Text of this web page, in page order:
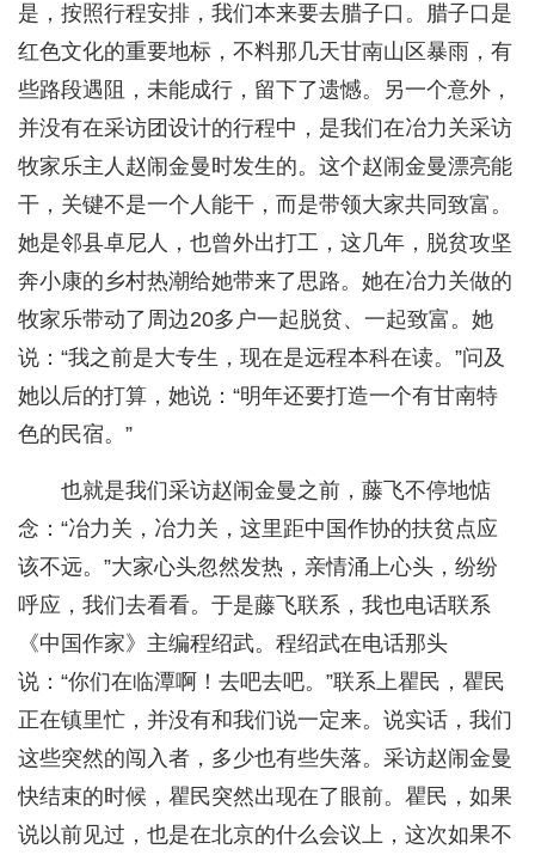
是，按照行程安排，我们本来要去腊子口。腊子口是
红色文化的重要地标，不料那几天甘南山区暴雨，有
些路段遇阻，未能成行，留下了遗憾。另一个意外，
并没有在采访团设计的行程中，是我们在冶力关采访
牧家乐主人赵闹金曼时发生的。这个赵闹金曼漂亮能
干，关键不是一个人能干，而是带领大家共同致富。
她是邻县卓尼人，也曾外出打工，这几年，脱贫攻坚
奔小康的乡村热潮给她带来了思路。她在冶力关做的
牧家乐带动了周边20多户一起脱贫、一起致富。她
说：“我之前是大专生，现在是远程本科在读。”问及
她以后的打算，她说：“明年还要打造一个有甘南特
色的民宿。”
也就是我们采访赵闹金曼之前，藤飞不停地惦
念：“冶力关，冶力关，这里距中国作协的扶贫点应
该不远。”大家心头忽然发热，亲情涌上心头，纷纷
呼应，我们去看看。于是藤飞联系，我也电话联系
《中国作家》主编程绍武。程绍武在电话那头
说：“你们在临潭啊！去吧去吧。”联系上瞿民，瞿民
正在镇里忙，并没有和我们说一定来。说实话，我们
这些突然的闯入者，多少也有些失落。采访赵闹金曼
快结束的时候，瞿民突然出现在了眼前。瞿民，如果
说以前见过，也是在北京的什么会议上，这次如果不